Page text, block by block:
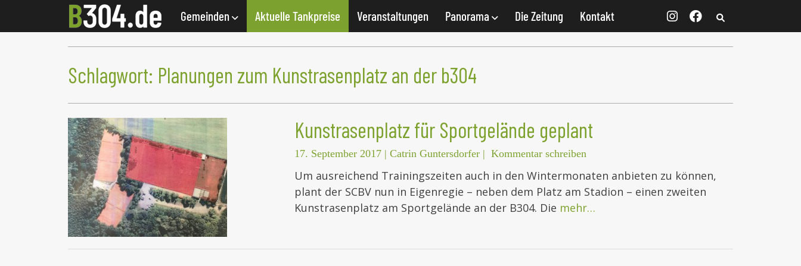
Gemeinden Aktuelle Tankpreise Veranstaltungen Panorama Die Zeitung Kontakt
Schlagwort: Planungen zum Kunstrasenplatz an der b304
Kunstrasenplatz für Sportgelände geplant
17. September 2017 | Catrin Guntersdorfer | Kommentar schreiben
Um ausreichend Trainingszeiten auch in den Wintermonaten anbieten zu können,
plant der SCBV nun in Eigenregie – neben dem Platz am Stadion – einen zweiten
Kunstrasenplatz am Sportgelände an der B304. Die mehr…